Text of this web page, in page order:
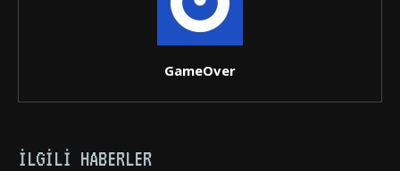
GameOver
İLGILI HABERLER